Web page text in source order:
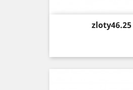
Price
zloty46.25